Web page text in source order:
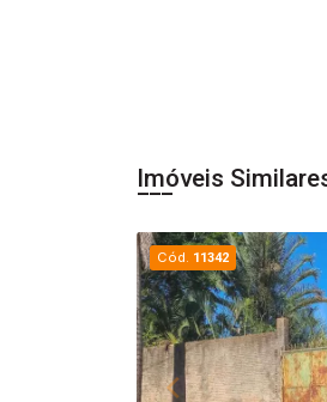
Imóveis
Cód. 11342